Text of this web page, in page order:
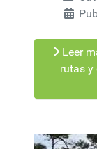
Leer
rutas y